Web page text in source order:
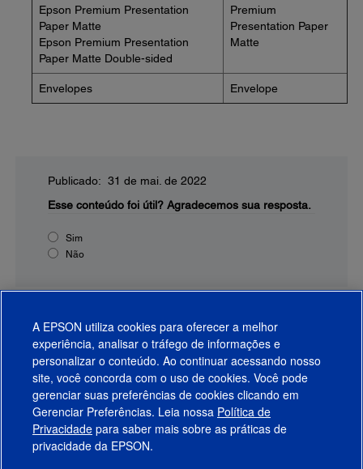
Epson Premium Presentation
Paper Matte
Epson Premium Presentation
Paper Matte Double-sided
Premium
Presentation Paper
Matte
Envelopes Envelope
Publicado: 31 de mai. de 2022
Esse conteúdo foi útil? Agradecemos sua resposta.
Sim
Não
Produtos
Suporte
A EPSON utiliza cookies para oferecer a melhor
experiência, analisar o tráfego de informações e
personalizar o conteúdo. Ao continuar acessando nosso
site, você concorda com o uso de cookies. Você pode
gerenciar suas preferências de cookies clicando em
Gerenciar Preferências. Leia nossa Política de
Privacidade para saber mais sobre as práticas de
privacidade da EPSON.